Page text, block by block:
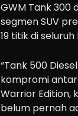
GWM Tank 300
segmen SUV
19 titik di seluruh
“Tank 500
kompromi
Warrior Edition,
belum pernah